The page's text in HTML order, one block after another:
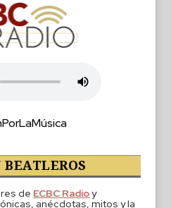
BEATLEROS
de ECBC Radioy
anécdotas, mitos y la